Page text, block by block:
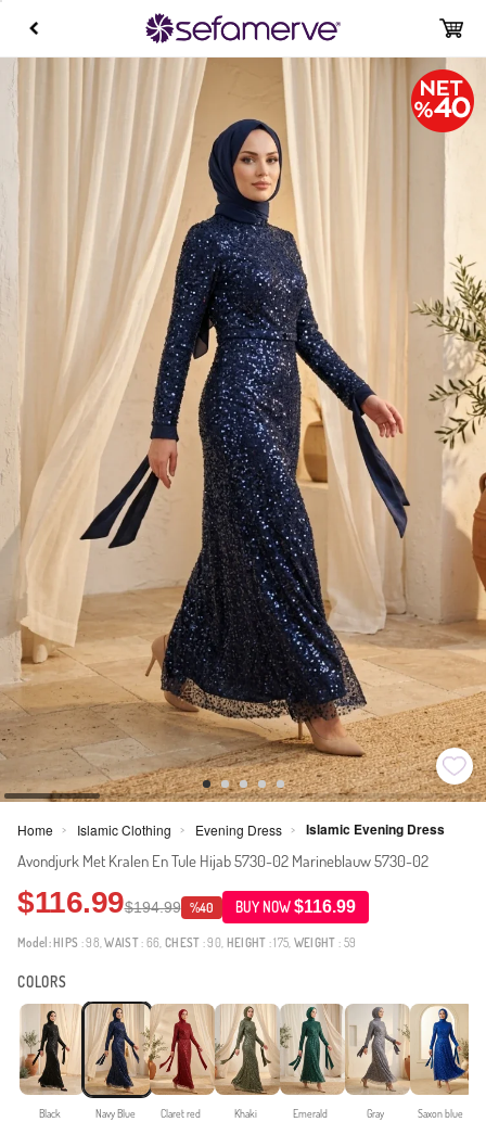
Home > Islamic Clothing > Evening Dress > Islamic Evening Dress
Avondjurk Met Kralen En Tule Hijab 5730-02 Marineblauw 5730-02
$116.99$194.99 %40 BUY NOW$116.99
Model: HIPS : 98,WAIST: 66,CHEST : 90, HEIGHT : 175, WEIGHT : 59
COLORS
Black Navy Blue Claret red Khaki Emerald Gray Saxon blue